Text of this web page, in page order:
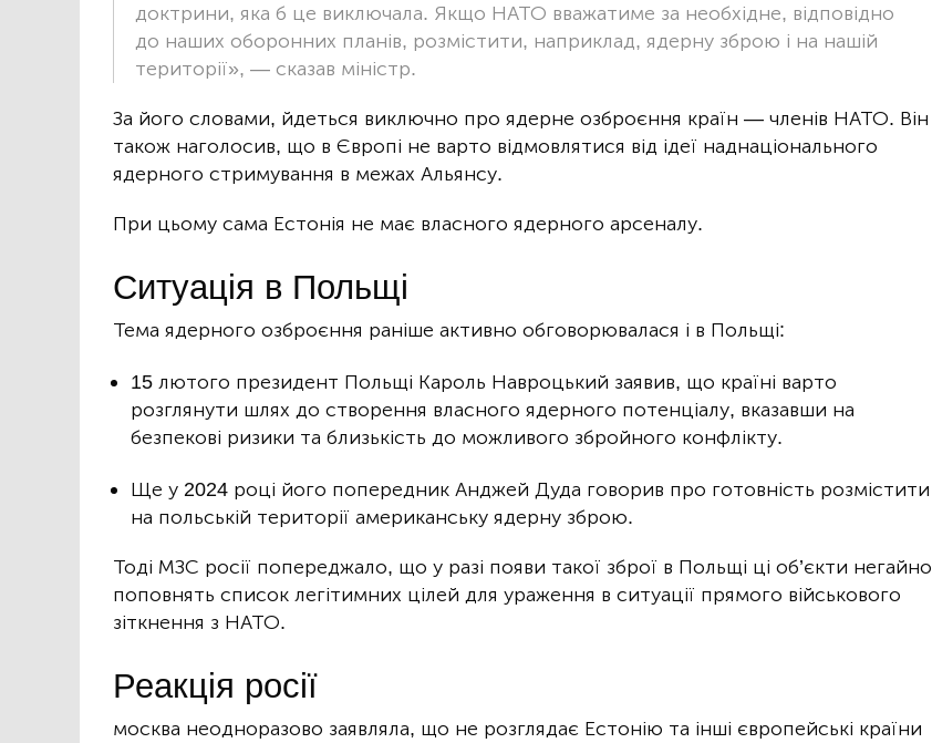
доктрини, яка б це виключала. Якщо НАТО вважатиме за необхідне, відповідно
до наших оборонних планів, розмістити, наприклад, ядерну зброю і на нашій
території», — сказав міністр.
За його словами, йдеться виключно про ядерне озброєння країн — членів НАТО. Він
також наголосив, що в Європі не варто відмовлятися від ідеї наднаціонального
ядерного стримування в межах Альянсу.
При цьому сама Естонія не має власного ядерного арсеналу.
Ситуація в Польщі
Тема ядерного озброєння раніше активно обговорювалася і в Польщі:
15 лютого президент Польщі Кароль Навроцький заявив, що країні варто
розглянути шлях до створення власного ядерного потенціалу, вказавши на
безпекові ризики та близькість до можливого збройного конфлікту.
Ще у 2024 році його попередник Анджей Дуда говорив про готовність розмістити
на польській території американську ядерну зброю.
Тоді МЗС росії попереджало, що у разі появи такої зброї в Польщі ці об’єкти негайно
поповнять список легітимних цілей для ураження в ситуації прямого військового
зіткнення з НАТО.
Реакція росії
москва неодноразово заявляла, що не розглядає Естонію та інші європейські країни